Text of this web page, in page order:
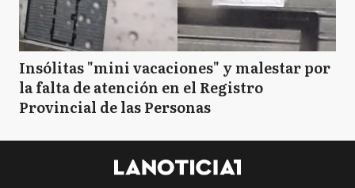
Insólitas "mini vacaciones" y malestar por
la falta de atención en el Registro
Provincial de las Personas